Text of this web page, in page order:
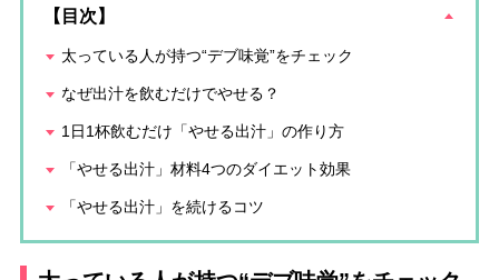
【目次】
太っている人が持つ“デブ味覚”をチェック
なぜ出汁を飲むだけでやせる？
1日1杯飲むだけ「やせる出汁」の作り方
「やせる出汁」材料4つのダイエット効果
「やせる出汁」を続けるコツ